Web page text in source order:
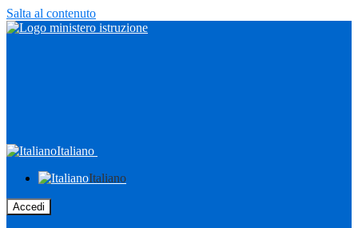
Salta al contenuto
Italiano
Italiano
Accedi